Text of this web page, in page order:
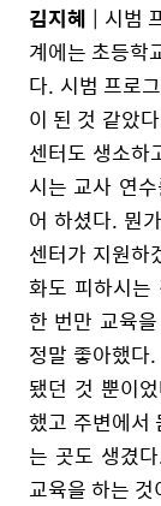
김지혜 | 시범
계에는 초등학
다. 시범 프로
이 된 것 같았
센터도 생소하
시는 교사 연
어 하셨다. 뭔
센터가 지원하
화도 피하시
한 번만 교육
정말 좋아했다
됐던 것 뿐이
했고 주변에서
는 곳도 생겼
교육을 하는 것